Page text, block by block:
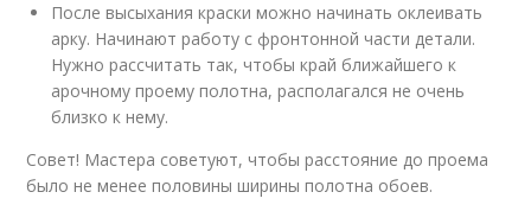
После высыхания краски можно начинать оклеивать
арку. Начинают работу с фронтонной части детали.
Нужно рассчитать так, чтобы край ближайшего к
арочному проему полотна, располагался не очень
близко к нему.
Совет! Мастера советуют, чтобы расстояние до проема
было не менее половины ширины полотна обоев.